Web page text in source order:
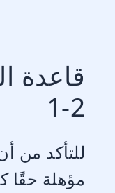
2-1
للتأكد من
مؤهلة حقًا